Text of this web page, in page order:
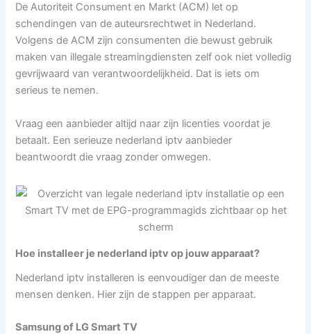
De Autoriteit Consument en Markt (ACM) let op
schendingen van de auteursrechtwet in Nederland.
Volgens de ACM zijn consumenten die bewust gebruik
maken van illegale streamingdiensten zelf ook niet volledig
gevrijwaard van verantwoordelijkheid. Dat is iets om
serieus te nemen.
Vraag een aanbieder altijd naar zijn licenties voordat je
betaalt. Een serieuze nederland iptv aanbieder
beantwoordt die vraag zonder omwegen.
Hoe installeer je nederland iptv op jouw apparaat?
Nederland iptv installeren is eenvoudiger dan de meeste
mensen denken. Hier zijn de stappen per apparaat.
Samsung of LG Smart TV